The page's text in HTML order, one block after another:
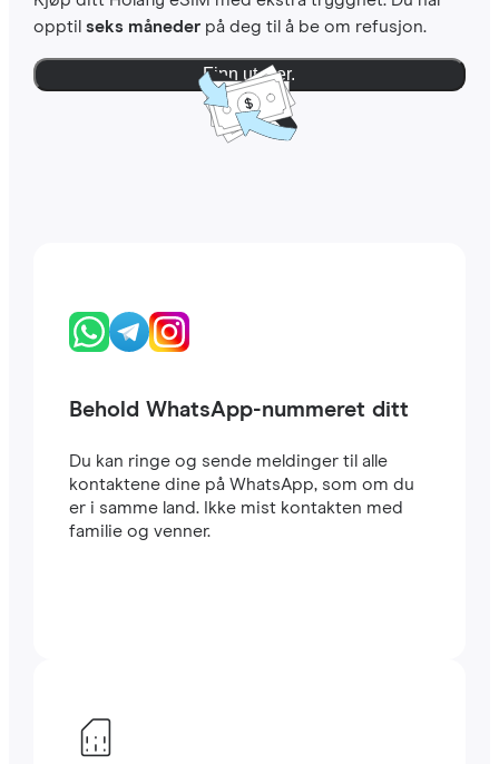
opptil seks månederpå deg til å be om refusjon.
Finn ut mer.
Behold WhatsApp-nummeret ditt
Du kan ringe og sende meldinger til alle
kontaktene dine på WhatsApp, som om du
er i samme land. Ikke mist kontakten med
familie og venner.